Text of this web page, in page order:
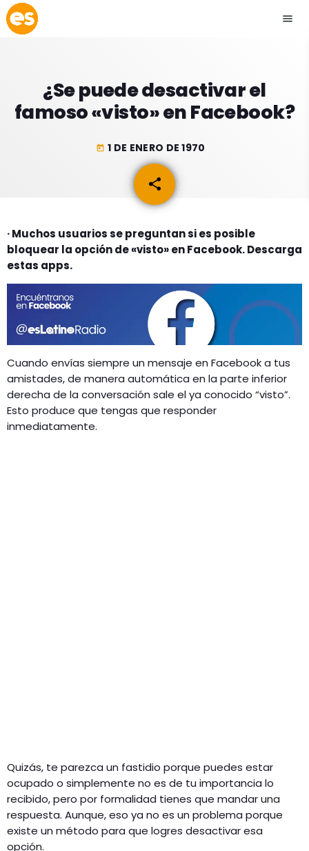
menu
EMISIÓN LA PAZ
ESLATINO NEWS
ACTUALIDAD
ESPECTÁCULOS
GEEKERS
MÚSICA
ENTRETENIMIENTO
LOS + TOP
PROGRAMACIÓN
INICIO
RADIO SPLENDID
CONTACTO
¿Se puede desactivar el
famoso «visto» en Facebook?
today 1 DE ENERO DE 1970
share
email
· Muchos usuarios se preguntan si es posible
bloquear la opción de «visto» en Facebook. Descarga
estas apps.
Cuando envías siempre un mensaje en Facebook a tus
amistades, de manera automática en la parte inferior
derecha de la conversación sale el ya conocido “visto”.
Esto produce que tengas que responder
inmediatamente.
Quizás, te parezca un fastidio porque puedes estar
ocupado o simplemente no es de tu importancia lo
recibido, pero por formalidad tienes que mandar una
respuesta. Aunque, eso ya no es un problema porque
existe un método para que logres desactivar esa
opción.